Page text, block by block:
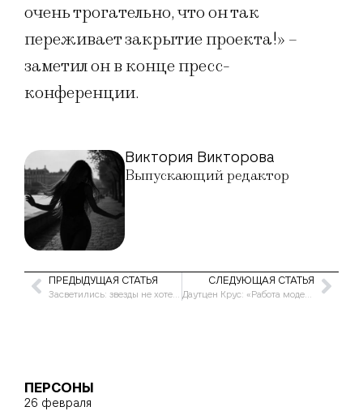
очень трогательно, что он так
переживает закрытие проекта!» –
заметил он в конце пресс-
конференции.
Виктория Викторова
Выпускающий редактор
ПРЕДЫДУЩАЯ СТАТЬЯ
Засветились: звезды не хотели бы, чтобы эти фото были сняты
СЛЕДУЮЩАЯ СТАТЬЯ
Даутцен Крус: «Работа модели еще лучше, чем о ней думают»
ПЕРСОНЫ
26 февраля